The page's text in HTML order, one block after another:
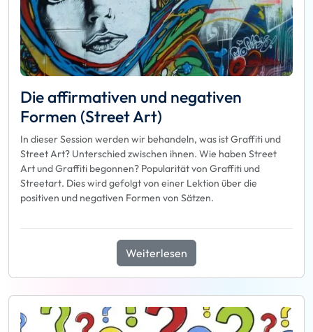
Die affirmativen und negativen
Formen (Street Art)
In dieser Session werden wir behandeln, was ist Graffiti und
Street Art? Unterschied zwischen ihnen. Wie haben Street
Art und Graffiti begonnen? Popularität von Graffiti und
Streetart. Dies wird gefolgt von einer Lektion über die
positiven und negativen Formen von Sätzen.
Weiterlesen